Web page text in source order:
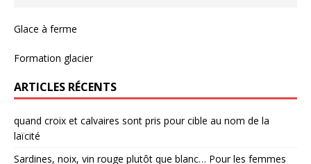
Glace à ferme
Formation glacier
ARTICLES RÉCENTS
quand croix et calvaires sont pris pour cible au nom de la
laïcité
Sardines, noix, vin rouge plutôt que blanc… Pour les femmes